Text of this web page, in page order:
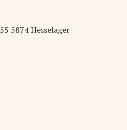
55 5874Hesselager